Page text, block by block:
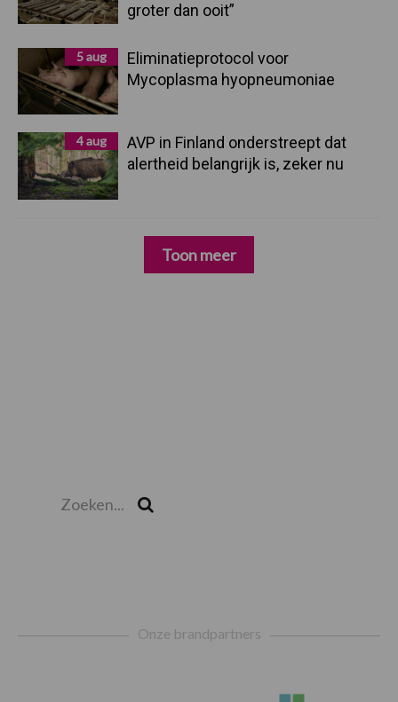
groter dan ooit”
5 aug
Eliminatieprotocol voor
Mycoplasma hyopneumoniae
4 aug
AVP in Finland onderstreept dat
alertheid belangrijk is, zeker nu
Toon meer
Onze brandpartners